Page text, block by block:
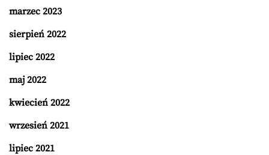
marzec 2023
sierpień 2022
lipiec 2022
maj 2022
kwiecień 2022
wrzesień 2021
lipiec 2021